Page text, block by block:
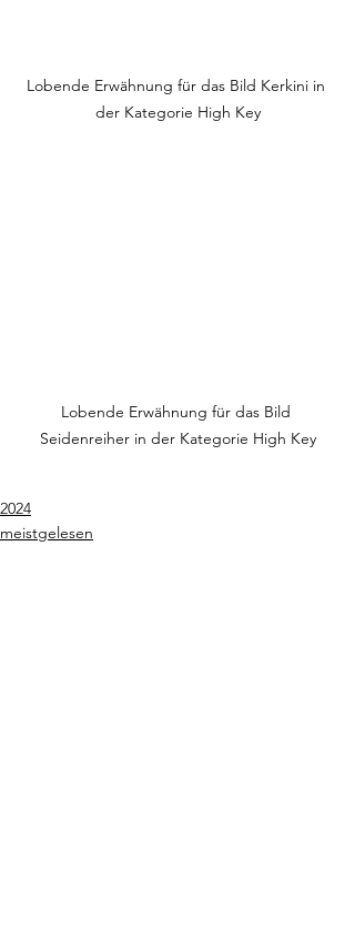
Lobende Erwähnung für das Bild Kerkini in
der Kategorie High Key
Lobende Erwähnung für das Bild
Seidenreiher in der Kategorie High Key
2024
meistgelesen